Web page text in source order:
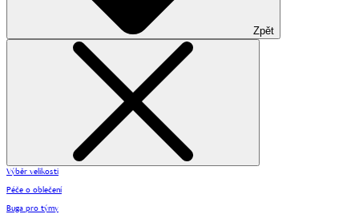
Zpět
Výběr velikosti
Péče o oblečení
Buga pro týmy